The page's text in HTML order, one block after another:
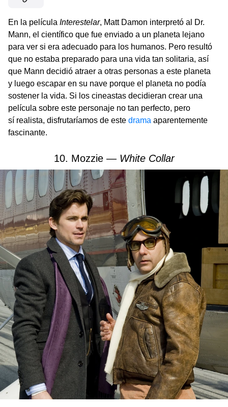
En la película Interestelar, Matt Damon interpretó al Dr.
Mann, el científico que fue enviado a un planeta lejano
para ver si era adecuado para los humanos. Pero resultó
que no estaba preparado para una vida tan solitaria, así
que Mann decidió atraer a otras personas a este planeta
y luego escapar en su nave porque el planeta no podía
sostener la vida. Si los cineastas decidieran crear una
película sobre este personaje no tan perfecto, pero
sí realista, disfrutaríamos de este drama aparentemente
fascinante.
10. Mozzie — White Collar